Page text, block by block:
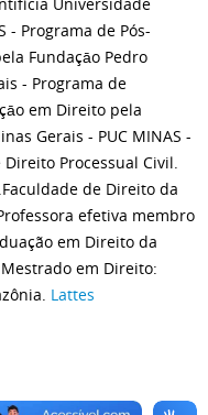
- Programa de Pós-
Fundaçāo Pedro
- Programa de
em Direito pela
Gerais - PUC MINAS -
Processual Civil.
de Direito da
efetiva membro
em Direito da
em Direito:
Lattes